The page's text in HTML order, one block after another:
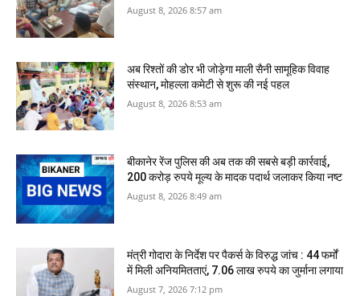
August 8, 2026 8:57 am
अब रिश्तों की डोर भी जोड़ेगा माली सैनी सामूहिक विवाह
संस्थान, मोहल्ला कमेटी से शुरू की नई पहल
August 8, 2026 8:53 am
बीकानेर रेंज पुलिस की अब तक की सबसे बड़ी कार्रवाई,
200 करोड़ रुपये मूल्य के मादक पदार्थ जलाकर किया नष्‍ट
August 8, 2026 8:49 am
मंत्री गोदारा के निर्देश पर पैकर्स के विरुद्ध जांच : 44 फर्मों
में मिली अनियमितताएं, 7.06 लाख रुपये का जुर्माना लगाया
August 7, 2026 7:12 pm